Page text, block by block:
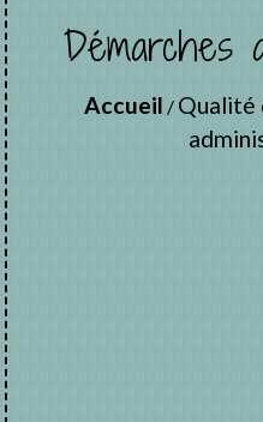
Démarches
Accueil / Qualité